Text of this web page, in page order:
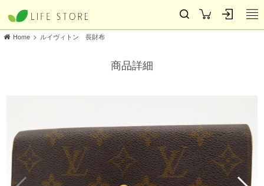
Home > ルイヴィトン 長財布
商品詳細